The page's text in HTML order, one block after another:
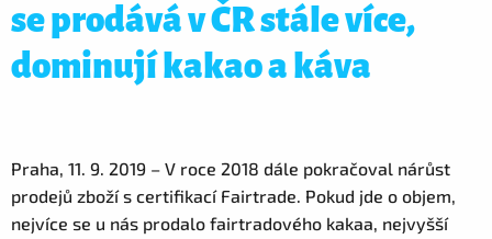
se prodává v ČR stále více,
dominují kakao a káva
Praha, 11. 9. 2019 – V roce 2018 dále pokračoval nárůst
prodejů zboží s certifikací Fairtrade. Pokud jde o objem,
nejvíce se u nás prodalo fairtradového kakaa, nejvyšší